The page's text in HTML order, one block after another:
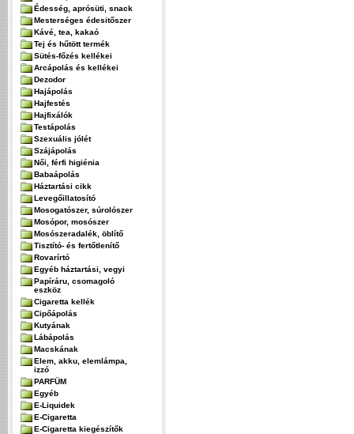
Édesség, aprósüti, snack
Mesterséges édesitőszer
Kávé, tea, kakaó
Tej és hűtött termék
Sütés-főzés kellékei
Arcápolás és kellékei
Dezodor
Hajápolás
Hajfestés
Hajfixálók
Testápolás
Szexuális jólét
Szájápolás
Női, férfi higiénia
Babaápolás
Háztartási cikk
Levegőillatosító
Mosogatószer, súrolószer
Mosópor, mosószer
Mosószeradalék, öblítő
Tisztító- és fertőtlenítő
Rovarírtó
Egyéb háztartási, vegyi
Papíráru, csomagoló
eszköz
Cigaretta kellék
Cipőápolás
Kutyának
Lábápolás
Macskának
Elem, akku, elemlámpa,
izzó
PARFÜM
Egyéb
E-Liquidek
E-Cigaretta
E-Cigaretta kiegészítők